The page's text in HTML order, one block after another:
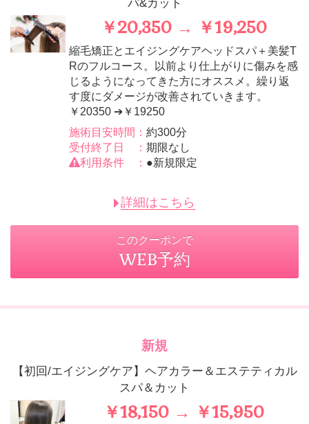
パ&カット
￥20,350 → ￥19,250
縮毛矯正とエイジングケアヘッドスパ＋美髪T
Rのフルコース。以前より仕上がりに傷みを感
じるようになってきた方にオススメ。繰り返
す度にダメージが改善されていきます。
￥20350 ➔￥19250
施術目安時間： 約300分
受付終了日 ： 期限なし
利用条件 ： ●新規限定
詳細はこちら
このクーポンで
WEB予約
新規
【初回/エイジングケア】ヘアカラー＆エステティカル
スパ＆カット
￥18,150 → ￥15,950